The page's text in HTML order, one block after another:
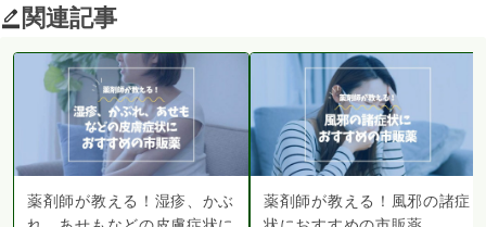
関連記事
薬剤師が教える！湿疹、かぶ
薬剤師が教える！風邪の諸症